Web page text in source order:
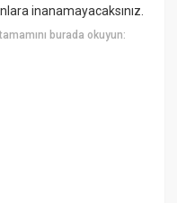
inanamayacaksınız.
burada okuyun: